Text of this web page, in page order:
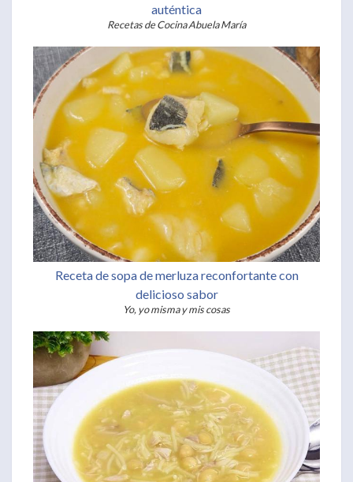
auténtica
Recetas de Cocina Abuela María
Receta de sopa de merluza reconfortante con
delicioso sabor
Yo, yo misma y mis cosas